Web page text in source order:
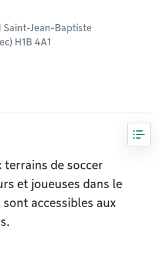
Saint-Jean-Baptiste
H1B 4A1
terrains de soccer
et joueuses dans le
accessibles aux